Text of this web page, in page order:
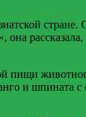
рассказала,
пищи
и шпината